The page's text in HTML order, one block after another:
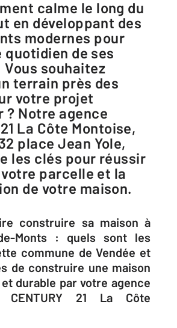
calme le long du
en développant des
modernes pour
de ses
souhaitez
terrain près des
votre projet
? Notre agence
La Côte Montoise,
place Jean Yole,
les clés pour réussir
votre parcelle et la
de votre maison.
construire sa maison à
Monts : quels sont les
commune de Vendée et
de construire une maison
durable par votre agence
CENTURY 21 La Côte